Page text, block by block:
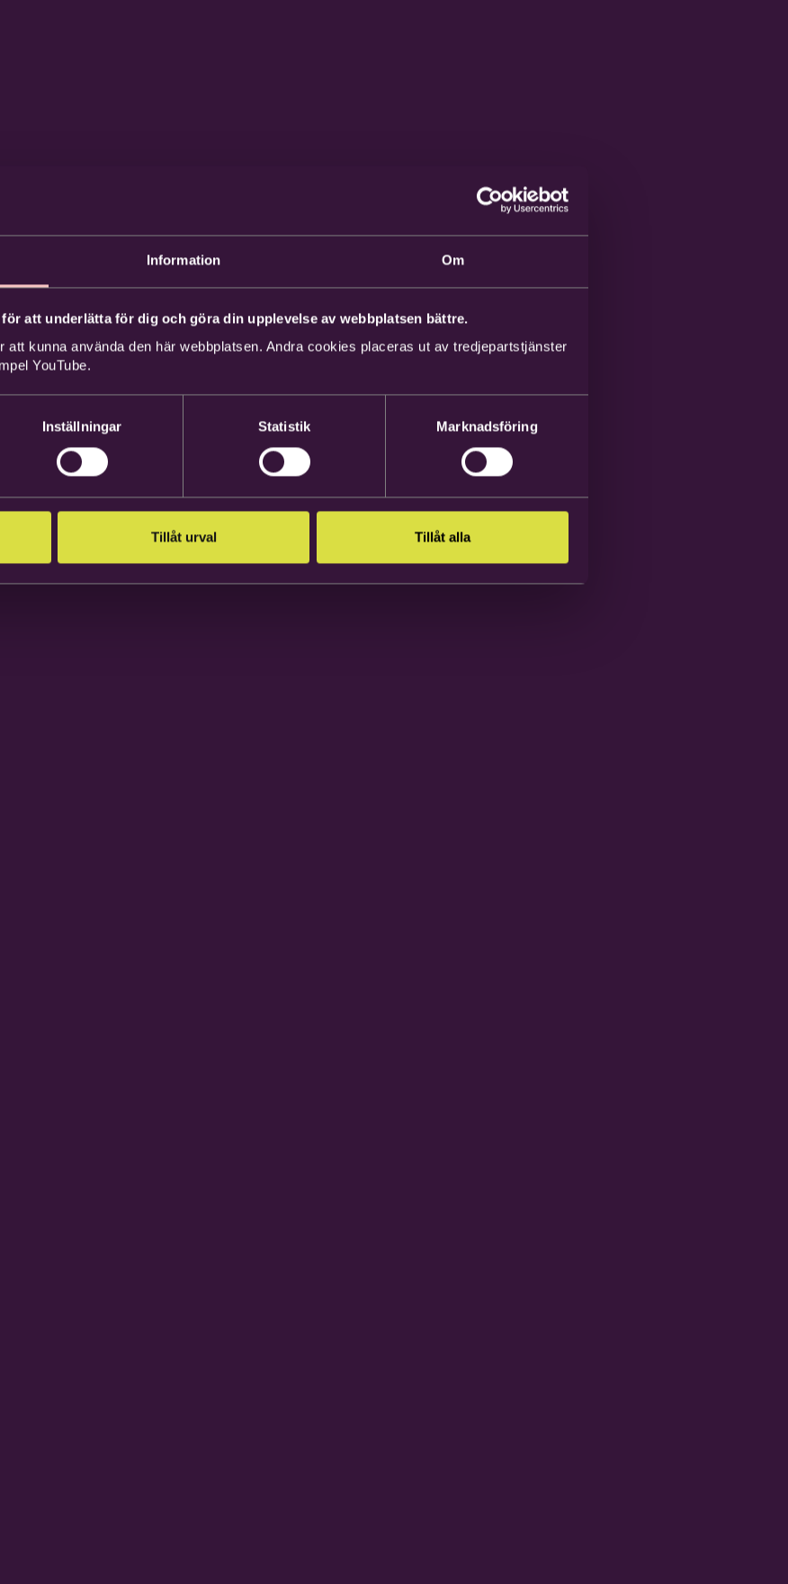
Information Om
att underlätta för dig och göra din upplevelse av webbplatsen bättre.
att kunna använda den här webbplatsen. Andra cookies placeras ut av tredjepartstjänster
YouTube.
Inställningar Statistik Marknadsföring
Tillåt urval Tillåt alla